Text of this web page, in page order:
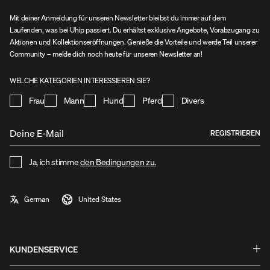
Mit deiner Anmeldung für unseren Newsletter bleibst du immer auf dem
Laufenden, was bei Uhip passiert. Du erhältst exklusive Angebote, Vorabzugang zu
Aktionen und Kollektionseröffnungen. Genieße die Vorteile und werde Teil unserer
Community – melde dich noch heute für unseren Newsletter an!
WELCHE KATEGORIEN INTERESSIEREN SIE?
Frau Mann Hund Pferd Divers
REGISTRIEREN
Ja, ich stimmeden Bedingungen zu.
KUNDENSERVICE
Fragen & Antworten